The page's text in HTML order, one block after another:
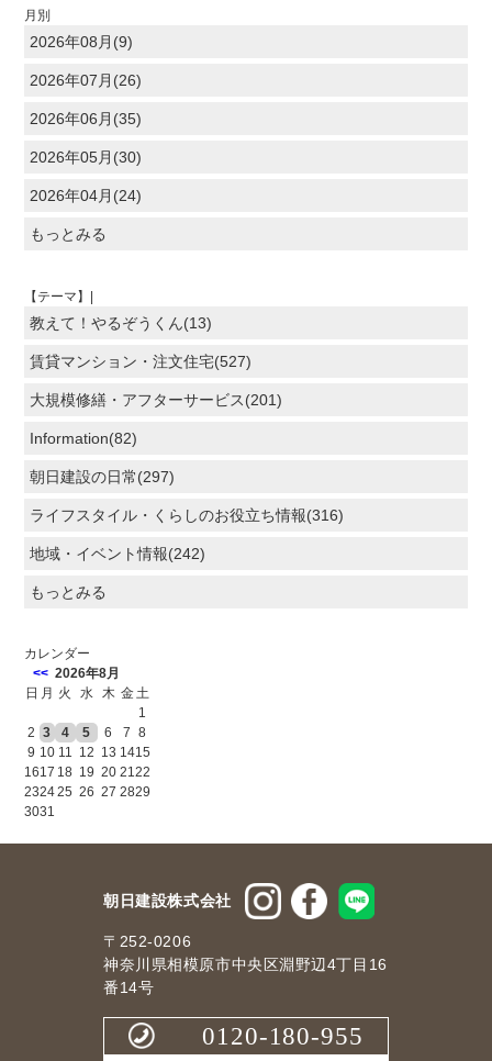
月別
2026年08月(9)
2026年07月(26)
2026年06月(35)
2026年05月(30)
2026年04月(24)
もっとみる
【テーマ】|
教えて！やるぞうくん(13)
賃貸マンション・注文住宅(527)
大規模修繕・アフターサービス(201)
Information(82)
朝日建設の日常(297)
ライフスタイル・くらしのお役立ち情報(316)
地域・イベント情報(242)
もっとみる
カレンダー
<< 2026年8月
日 月 火 水 木 金土
1
2 3 4 5 6 7 8
9 10 11 12 13 1415
1617 18 19 20 2122
232425 26 27 2829
3031
朝日建設株式会社
〒252-0206
神奈川県相模原市中央区淵野辺4丁目16
番14号
0120-180-955